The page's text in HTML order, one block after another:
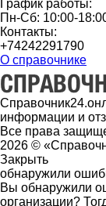
График работы:
Пн-Сб: 10:00-
Контакты:
+74242291790
О справочнике
информации и
Все права
2026 ©
Закрыть
обнаружили
Вы обнаружили
организации?